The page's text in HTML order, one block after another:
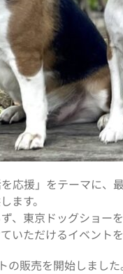
を応援」をテーマに
ます。
、東京ドッグショー
いただけるイベントを
の販売を開始しまし